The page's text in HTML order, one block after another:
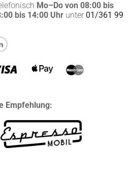
Mo–Do von 08:00 bis
bis 14:00 Uhr unter 01/361 99
Empfehlung: